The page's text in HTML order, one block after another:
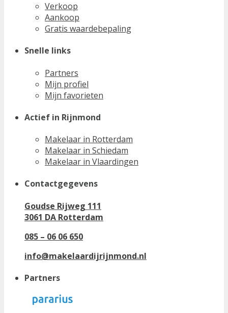
Verkoop
Aankoop
Gratis waardebepaling
Snelle links
Partners
Mijn profiel
Mijn favorieten
Actief in Rijnmond
Makelaar in Rotterdam
Makelaar in Schiedam
Makelaar in Vlaardingen
Contactgegevens
Goudse Rijweg 111
3061 DA Rotterdam
085 – 06 06 650
info@makelaardijrijnmond.nl
Partners